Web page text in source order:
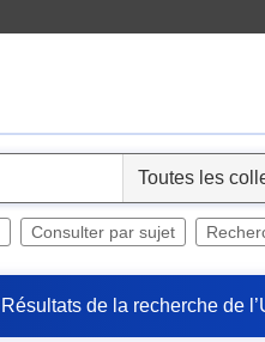
Consulter par sujet
Résultats de la recherche de